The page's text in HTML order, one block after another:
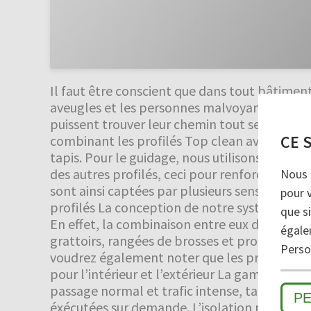
CE
pour
que
Il faut être conscient que dans tout
aveugles et les personnes malvoyantes il
puissent trouver leur chemin tout seul, sans
combinant les profilés Top clean avec des
tapis. Pour le guidage, nous utilisons des
des autres profilés, ceci pour renforcer le
sont ainsi captées par plusieurs sens et la
profilés La conception de notre système de
En effet, la combinaison entre eux de tous
grattoirs, rangées de brosses et profilés
voudrez également noter que les profilés
pour l’intérieur et l’extérieur La gamme
passage normal et trafic intense, tant pour
éxécutées sur demande. L’isolation